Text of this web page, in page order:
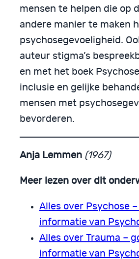
mensen te helpen die op
andere manier te maken
psychosegevoeligheid.
auteur stigma’s
en met het boek
inclusie en gelijke
mensen met
bevorderen.
Anja Lemmen (1967)
Meer lezen over dit
Alles over Psychose
informatie van
Alles over Trauma –
informatie van